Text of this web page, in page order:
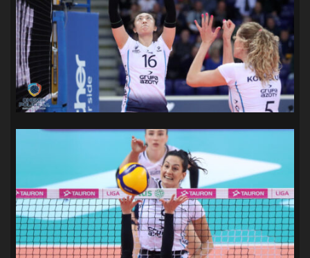
SANDRA SPA POGOŃ SZCZECIN(100) SIEDLECKA(63)
SPARING SPR POGOŃ SZCZECIN (72)
SPÓJNIA STARGARD STOCZNIA SZCZECIN (40)
SUPERLIGA KOBIET (58) SUPERLIGA MĘŻCZYZN (92)
TAURON LIGA KOBIET(106) TENIS(26) TREFL SOPOT(26)
WYGRANA(43) ZAGŁĘBIE LUBIN(36) ŚLĄSK WROCŁAW(29)
ŚWIT SKOLWIN(111)
STAT4U